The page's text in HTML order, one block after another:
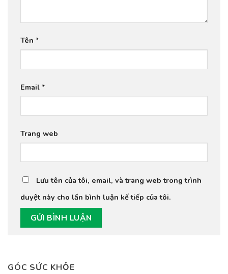
GÓC SỨC KHỎE
Tên *
Email *
Trang web
Lưu tên của tôi, email, và trang web trong trình
duyệt này cho lần bình luận kế tiếp của tôi.